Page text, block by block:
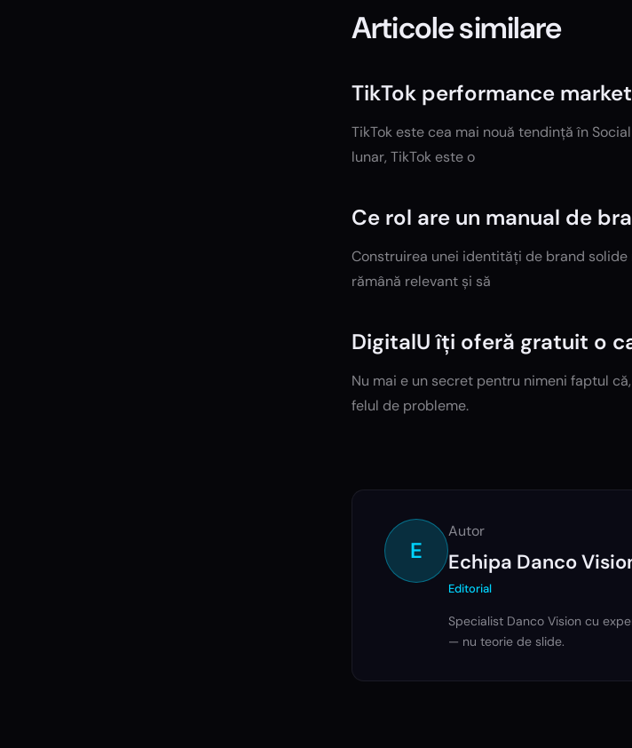
Articole similare
TikTok performance
TikTok este cea mai nouă tendință în
lunar, TikTok este o
Ce rol are un manual de
Construirea unei identități de brand
rămână relevant și să
DigitalU îți oferă gratuit o
Nu mai e un secret pentru nimeni faptul
felul de probleme.
E
Autor
Echipa Danco
Editorial
Specialist Danco Vision cu
— nu teorie de slide.